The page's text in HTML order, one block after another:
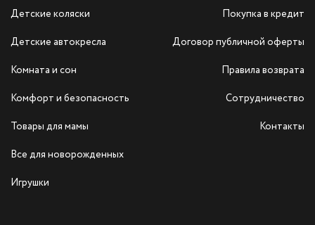
Детские коляски
Детские автокресла
Комната и сон
Комфорт и безопасность
Товары для мамы
Все для новорожденных
Игрушки
Покупка в кредит
Договор публичной оферты
Правила возврата
Сотрудничество
Контакты